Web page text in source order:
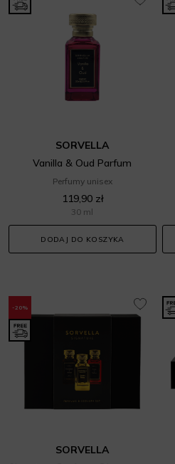
SORVELLA
Vanilla & Oud Parfum
Perfumy unisex
119,90 zł
30 ml
DODAJ DO KOSZYKA
-20%
SORVELLA